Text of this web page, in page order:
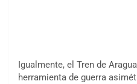
Igualmente, el Tren de
herramienta de guerra